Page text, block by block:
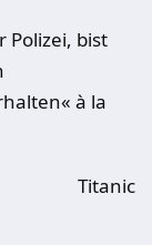
Polizei, bist
à la
Titanic